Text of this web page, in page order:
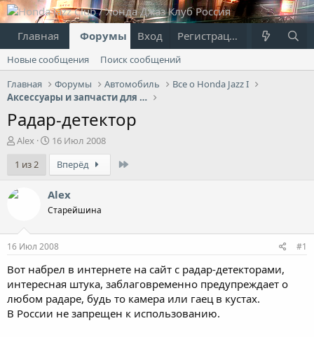
Главная Форумы Что нового?
Вход Регистрация
Новые сообщения
Поиск сообщений
Главная
Форумы Автомобиль
Все о Honda Jazz I
Аксессуары и запчасти для Jazz I
Радар-детектор
А
т
о
р
т
ы
Alex
Д
а
а
н
а
ч
л
а
16 Июл 2008
1 из 2
Вперёд
Alex
Старейшина
16 Июл 2008 #1
Вот набрел в интернете на сайт с радар-детекторами,
интересная штука, заблаговременно предупреждает о
любом радаре, будь то камера или гаец в кустах.
В России не запрещен к использованию.